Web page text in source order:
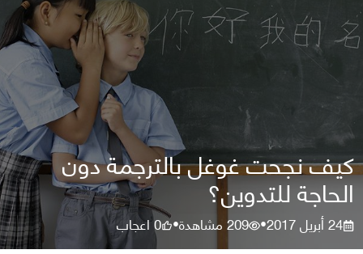
كيف نجحت غوغل بالترجمة دون
الحاجة للتدوين؟
24 أبريل 2017 •
209مشاهدة•
0اعجاب